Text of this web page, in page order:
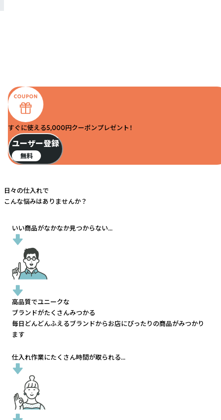
すぐに使える5,000円クーポンプレゼント！
ユーザー登録
無料
日々の仕入れで
こんな悩みはありませんか？
いい商品がなかなか見つからない...
高品質でユニークな
ブランドがたくさんみつかる
毎日どんどんふえるブランドからお店にぴったりの商品がみつかり
ます
仕入れ作業にたくさん時間が取られる...